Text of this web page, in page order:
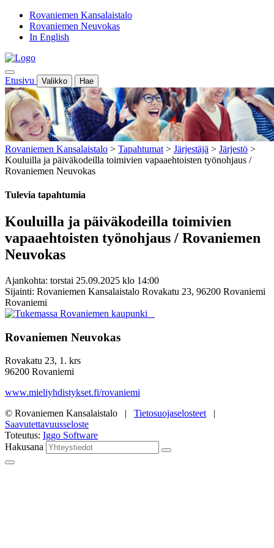
Rovaniemen Kansalaistalo
Rovaniemen Neuvokas
In English
Etusivu Valikko Hae
Rovaniemen Kansalaistalo > Tapahtumat > Järjestäjä > Järjestö >
Kouluilla ja päiväkodeilla toimivien vapaaehtoisten työnohjaus /
Rovaniemen Neuvokas
Tulevia tapahtumia
Kouluilla ja päiväkodeilla toimivien
vapaaehtoisten työnohjaus / Rovaniemen
Neuvokas
Ajankohta: torstai 25.09.2025 klo 14:00
Sijainti: Rovaniemen Kansalaistalo Rovakatu 23, 96200 Rovaniemi
Rovaniemi
Rovaniemen Neuvokas
Rovakatu 23, 1. krs
96200 Rovaniemi
www.mieliyhdistykset.fi/rovaniemi
© Rovaniemen Kansalaistalo | Tietosuojaselosteet |
Saavutettavuusseloste
Toteutus: Iggo Software
Hakusana